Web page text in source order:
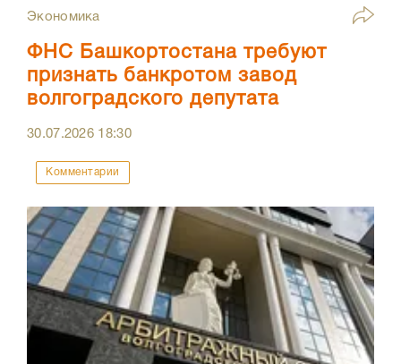
Экономика
ФНС Башкортостана требуют
признать банкротом завод
волгоградского депутата
30.07.2026 18:30
Комментарии